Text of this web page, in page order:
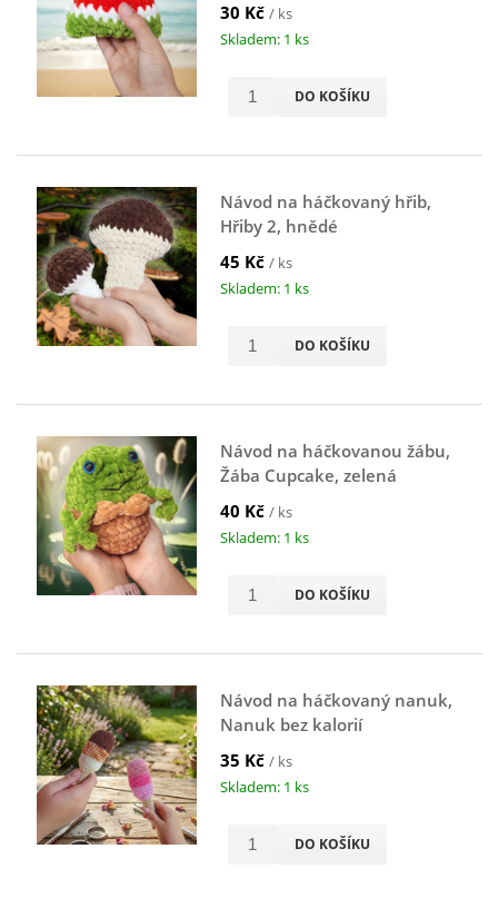
30 Kč / ks
Skladem: 1 ks
DO KOŠÍKU
Návod na háčkovaný hřib,
Hřiby 2, hnědé
45 Kč / ks
Skladem: 1 ks
DO KOŠÍKU
Návod na háčkovanou žábu,
Žába Cupcake, zelená
40 Kč / ks
Skladem: 1 ks
DO KOŠÍKU
Návod na háčkovaný nanuk,
Nanuk bez kalorií
35 Kč / ks
Skladem: 1 ks
DO KOŠÍKU